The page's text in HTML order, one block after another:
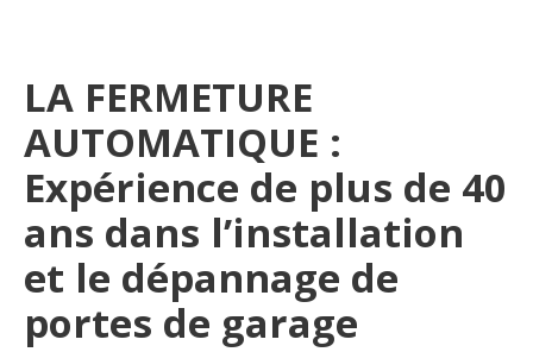
LA FERMETURE
AUTOMATIQUE :
Expérience de plus de 40
ans dans l’installation
et le dépannage de
portes de garage